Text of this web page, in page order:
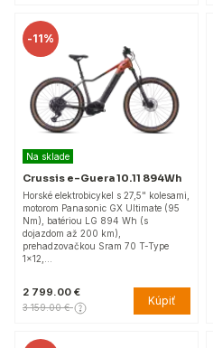
-11%
Na sklade
Crussis e-Guera 10.11 894Wh
Horské elektrobicykel s 27,5" kolesami,
motorom Panasonic GX Ultimate (95
Nm), batériou LG 894 Wh (s
dojazdom až 200 km),
prehadzovačkou Sram 70 T-Type
1x12,…
2 799.00 €
3 159.00 € Kúpiť